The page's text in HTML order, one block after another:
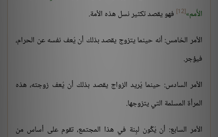
الأُمم [12]
فهو يقصد تكثير نسل هذه الأمة.
الأمر الخامس: أنه حينما يتزوج يقصد بذلك أن يُعف نفسه عن الحرام،
فيؤجر.
الأمر السادس: حينما يُريد الزواج يقصد بذلك أن يُعف زوجته، هذه
المرأة المسلمة التي يتزوجها.
الأمر السابع: أن يُكِّون لبِنة في هذا المجتمع، تقوم على أساس من